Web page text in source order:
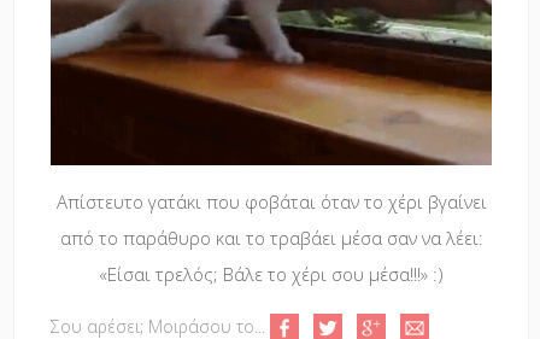
Απίστευτο γατάκι που φοβάται όταν το χέρι βγαίνει
από το παράθυρο και το τραβάει μέσα σαν να λέει:
«Είσαι τρελός; Βάλε το χέρι σου μέσα!!!» :)
Σου αρέσει; Μοιράσου το...